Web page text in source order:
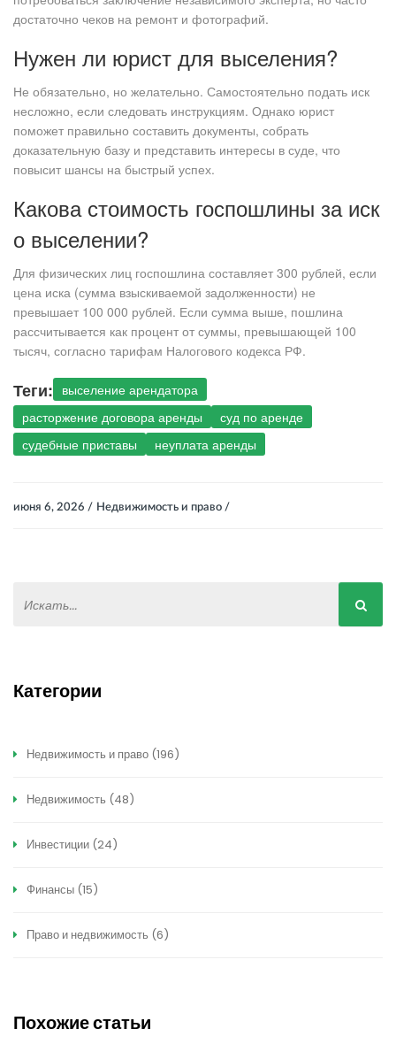
достаточно чеков на ремонт и фотографий.
Нужен ли юрист для выселения?
Не обязательно, но желательно. Самостоятельно подать иск
несложно, если следовать инструкциям. Однако юрист
поможет правильно составить документы, собрать
доказательную базу и представить интересы в суде, что
повысит шансы на быстрый успех.
Какова стоимость госпошлины за иск
о выселении?
Для физических лиц госпошлина составляет 300 рублей, если
цена иска (сумма взыскиваемой задолженности) не
превышает 100 000 рублей. Если сумма выше, пошлина
рассчитывается как процент от суммы, превышающей 100
тысяч, согласно тарифам Налогового кодекса РФ.
Теги: выселение арендатора
расторжение договора аренды
суд по аренде
судебные приставы
неуплата аренды
июня 6, 2026 / Недвижимость и право /
Категории
Недвижимость и право (196)
Недвижимость (48)
Инвестиции (24)
Финансы (15)
Право и недвижимость (6)
Похожие статьи